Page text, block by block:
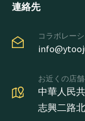
連絡先
コラボレー
お近くの店
中華人民
志興二路